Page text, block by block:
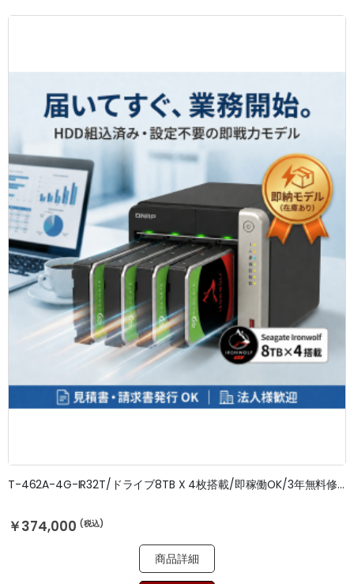
T-462A-4G-IR32T/ドライブ8TB X 4枚搭載/即稼働OK/3年無料修理保証
￥374,000
商品詳細